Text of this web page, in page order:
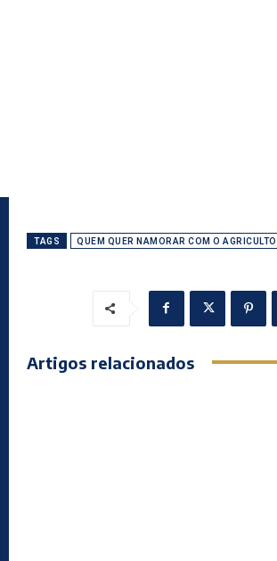
TAGS QUEM QUER NAMORAR COM O
Artigos relacionados